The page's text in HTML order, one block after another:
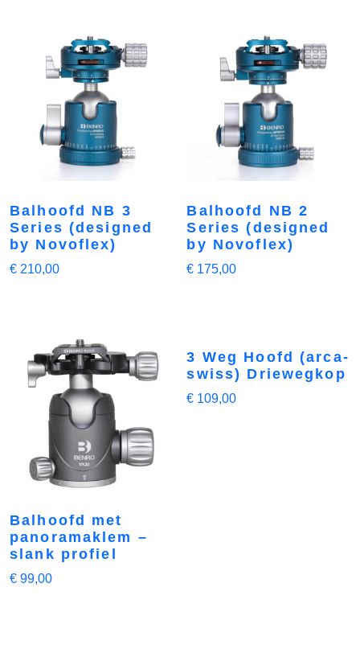
Balhoofd NB 3
Series (designed
by Novoflex)
€ 210,00
Balhoofd NB 2
Series (designed
by Novoflex)
€ 175,00
Balhoofd met
panoramaklem –
slank profiel
€ 99,00
3 Weg Hoofd (arca-
swiss) Driewegkop
€ 109,00